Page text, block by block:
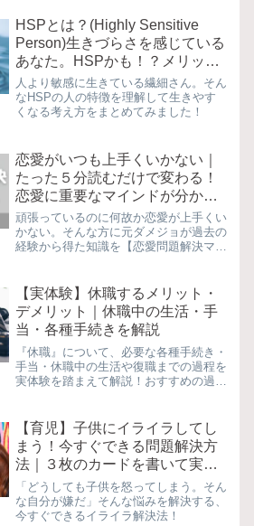
HSPとは？(Highly Sensitive
Person)生きづらさを感じている
あなた。HSPかも！？メリット
とデメリット
人より敏感に生きている繊細さん。そん
なHSPの人の特徴を理解して生きやす
くなる考え方をまとめてみました！
恋愛がいつも上手くいかない｜
たった５分読むだけで変わる！
恋愛に重要なマインドが分か
る！お悩み解決法
頑張っているのに何故か恋愛が上手くい
かない。そんな方に元ダメジョが過去の
経験から得た知識を【恋愛問題解決マニ
【実体験】休職するメリット・
デメリット｜休職中の生活・手
当・各種手続きを解説
『休職』について、必要な各種手続き・
手当・休職中の生活や復職までの過程を
実体験を踏まえて解説！おすすめの過ご
考にしてみて下さい
【育児】子供にイライラしてし
まう！今すぐできる問題解決方
法｜３枚のカードを書いて実践
してみました
「どうしても子供を怒ってしまう。そん
な自分が嫌だ」そんな悩みを解決する、
今すぐできるイライラ解決法！